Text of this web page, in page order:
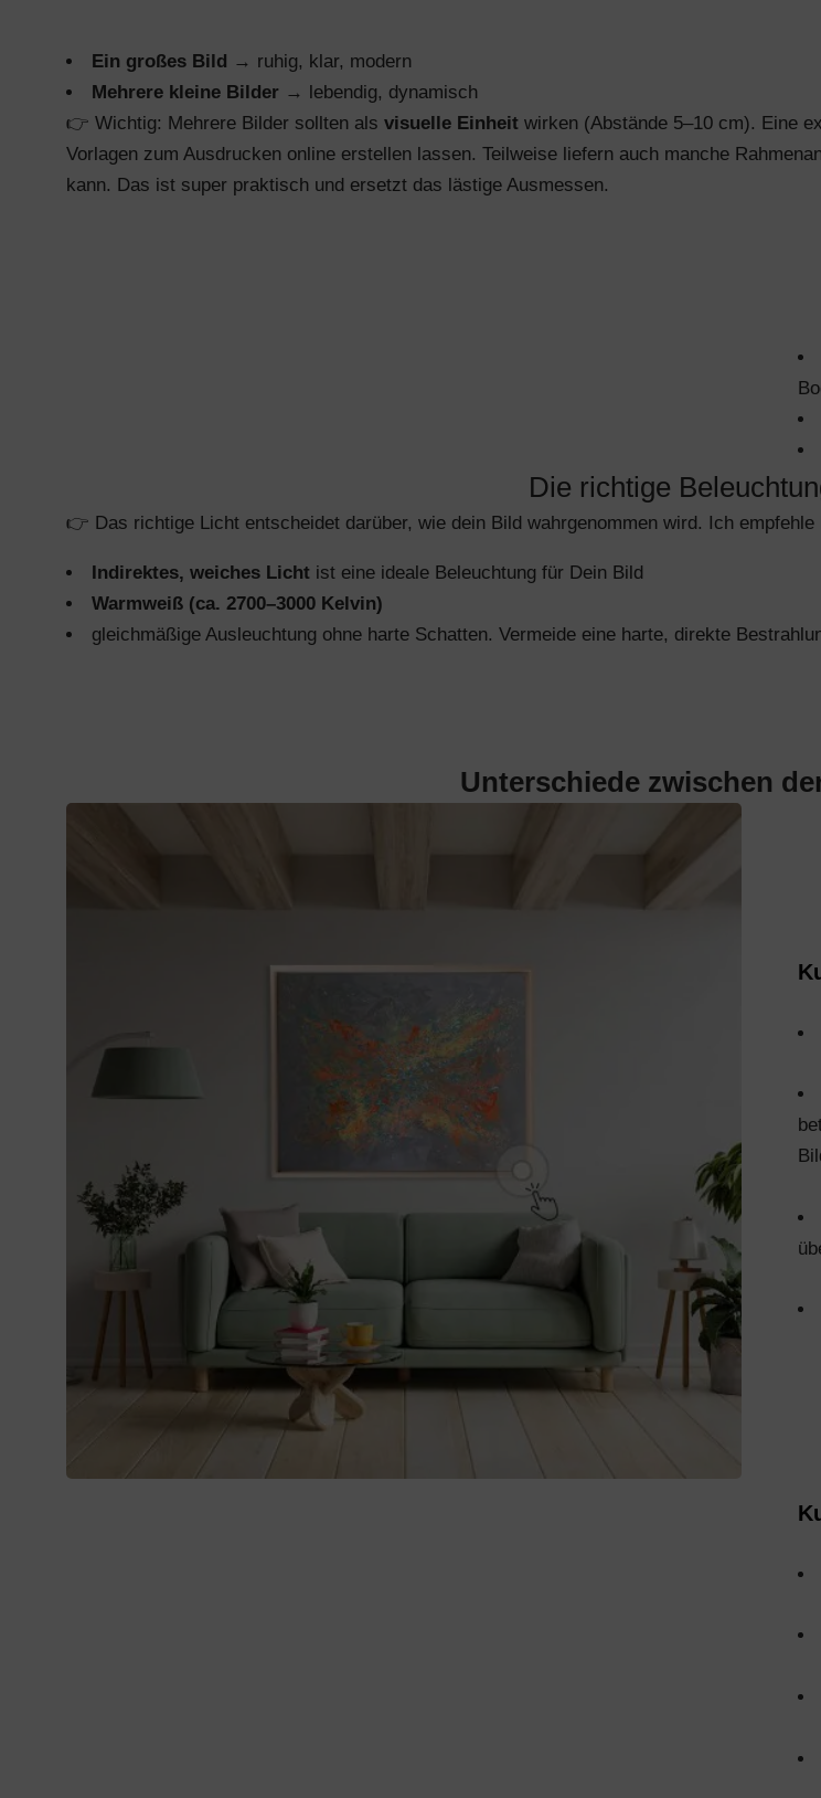
Ein großes Bild → ruhig, klar, modern
Mehrere kleine Bilder → lebendig, dynamisch
👉 Wichtig: Mehrere Bilder sollten als visuelle Einheit wirken (Abstände 5–10 cm). Eine
Vorlagen zum Ausdrucken online erstellen lassen. Teilweise liefern auch manche
kann. Das ist super praktisch und ersetzt das lästige Ausmessen.
Die richtige
👉 Das richtige Licht entscheidet darüber, wie dein Bild wahrgenommen wird. Ich
Indirektes, weiches Licht ist eine ideale Beleuchtung für Dein Bild
Warmweiß (ca. 2700–3000 Kelvin)
gleichmäßige Ausleuchtung ohne harte Schatten. Vermeide eine harte, direkte
Unterschiede zwischen